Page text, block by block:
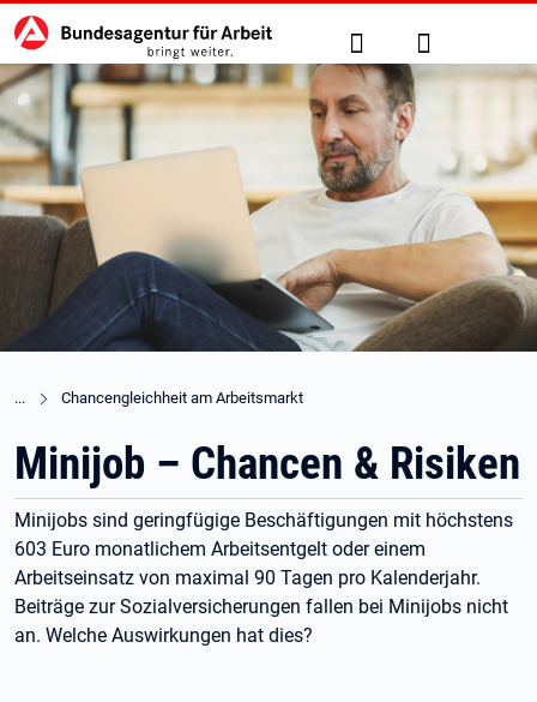
zu den Hauptinhalten springen
Hauptnavigation Suche Anmelden
Chancengleichheit am Arbeitsmarkt
Minijob – Chancen & Risiken
Minijobs sind geringfügige Beschäftigungen mit höchstens
603 Euro monatlichem Arbeitsentgelt oder einem
Arbeitseinsatz von maximal 90 Tagen pro Kalenderjahr.
Beiträge zur Sozialversicherungen fallen bei Minijobs nicht
an. Welche Auswirkungen hat dies?